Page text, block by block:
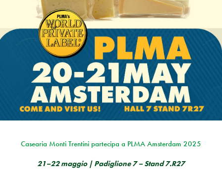
Casearia Monti Trentini partecipa a PLMA Amsterdam 2025
21–22 maggio | Padiglione 7 – Stand 7.R27